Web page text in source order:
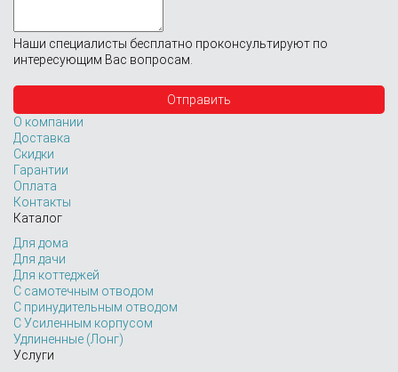
Наши специалисты бесплатно проконсультируют по
интересующим Вас вопросам.
О компании
Доставка
Скидки
Гарантии
Оплата
Контакты
Каталог
Для дома
Для дачи
Для коттеджей
С самотечным отводом
С принудительным отводом
С Усиленным корпусом
Удлиненные (Лонг)
Услуги